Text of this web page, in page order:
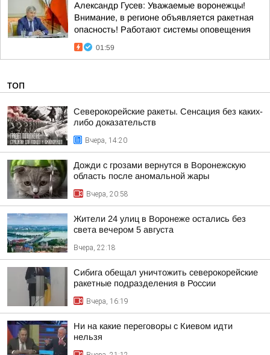
Александр Гусев: Уважаемые воронежцы!
Внимание, в регионе объявляется ракетная
опасность! Работают системы оповещения
01:59
ТОП
Северокорейские ракеты. Сенсация без каких-
либо доказательств
Вчера, 14:20
Дожди с грозами вернутся в Воронежскую
область после аномальной жары
Вчера, 20:58
Жители 24 улиц в Воронеже остались без
света вечером 5 августа
Вчера, 22:18
Сибига обещал уничтожить северокорейские
ракетные подразделения в России
Вчера, 16:19
Ни на какие переговоры с Киевом идти
нельзя